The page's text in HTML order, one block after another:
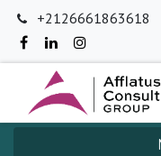
+2126661863618